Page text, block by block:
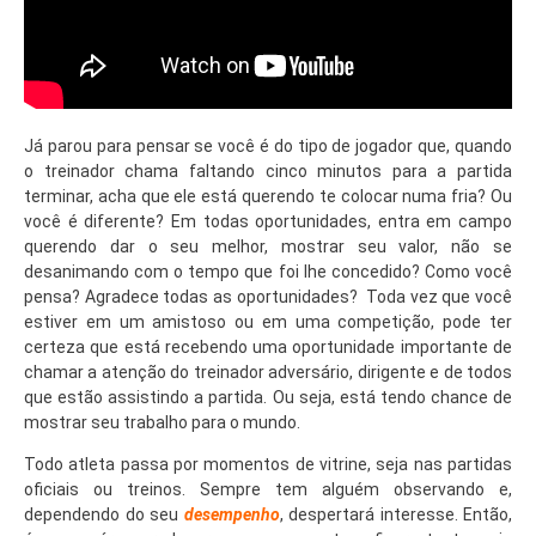
Já parou para pensar se você é do tipo de jogador que, quando
o treinador chama faltando cinco minutos para a partida
terminar, acha que ele está querendo te colocar numa fria? Ou
você é diferente? Em todas oportunidades, entra em campo
querendo dar o seu melhor, mostrar seu valor, não se
desanimando com o tempo que foi lhe concedido? Como você
pensa? Agradece todas as oportunidades? Toda vez que você
estiver em um amistoso ou em uma competição, pode ter
certeza que está recebendo uma oportunidade importante de
chamar a atenção do treinador adversário, dirigente e de todos
que estão assistindo a partida. Ou seja, está tendo chance de
mostrar seu trabalho para o mundo.
Todo atleta passa por momentos de vitrine, seja nas partidas
oficiais ou treinos. Sempre tem alguém observando e,
dependendo do seu desempenho, despertará interesse. Então,